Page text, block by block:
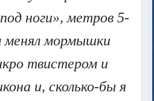
ноги», метров 5-
менял мормышки
твистером и
и, сколько-бы я